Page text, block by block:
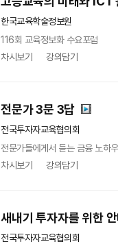
한국교육학술정보원
116회 교육정보화 수요포럼
차시보기
강의담기
전문가 3문 3답
전국투자자교육협의회
전문가들에게서 듣는 금융 노하우
차시보기
강의담기
새내기 투자자를 위한
전국투자자교육협의회